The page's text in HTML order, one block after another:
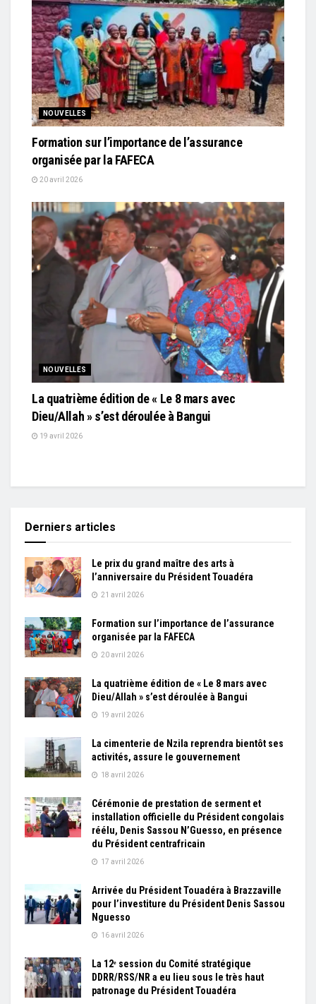
NOUVELLES
Formation sur l’importance de l’assurance
organisée par la FAFECA
20 avril 2026
NOUVELLES
La quatrième édition de « Le 8 mars avec
Dieu/Allah » s’est déroulée à Bangui
19 avril 2026
Derniers articles
Le prix du grand maître des arts à
l’anniversaire du Président Touadéra
21 avril 2026
Formation sur l’importance de l’assurance
organisée par la FAFECA
20 avril 2026
La quatrième édition de « Le 8 mars avec
Dieu/Allah » s’est déroulée à Bangui
19 avril 2026
La cimenterie de Nzila reprendra bientôt ses
activités, assure le gouvernement
18 avril 2026
Cérémonie de prestation de serment et
installation officielle du Président congolais
réélu, Denis Sassou N’Guesso, en présence
du Président centrafricain
17 avril 2026
Arrivée du Président Touadéra à Brazzaville
pour l’investiture du Président Denis Sassou
Nguesso
16 avril 2026
La 12ᵉ session du Comité stratégique
DDRR/RSS/NR a eu lieu sous le très haut
patronage du Président Touadéra